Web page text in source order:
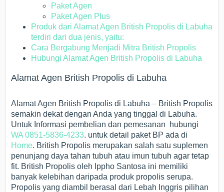
Paket Agen
Paket Agen Plus
Produk dari Alamat Agen British Propolis di Labuha
terdiri dari dua jenis, yaitu:
Cara Bergabung Menjadi Mitra British Propolis
Hubungi Alamat Agen British Propolis di Labuha
Alamat Agen British Propolis di Labuha
Alamat Agen British Propolis di Labuha – British Propolis
semakin dekat dengan Anda yang tinggal di Labuha.
Untuk Informasi pembelian dan pemesanan hubungi
WA 0851-5836-4233. untuk detail paket BP ada di
Home. British Propolis merupakan salah satu suplemen
penunjang daya tahan tubuh atau imun tubuh agar tetap
fit. British Propolis oleh Ippho Santosa ini memiliki
banyak kelebihan daripada produk propolis serupa.
Propolis yang diambil berasal dari Lebah Inggris pilihan